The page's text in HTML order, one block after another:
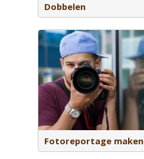
Dobbelen
Fotoreportage maken